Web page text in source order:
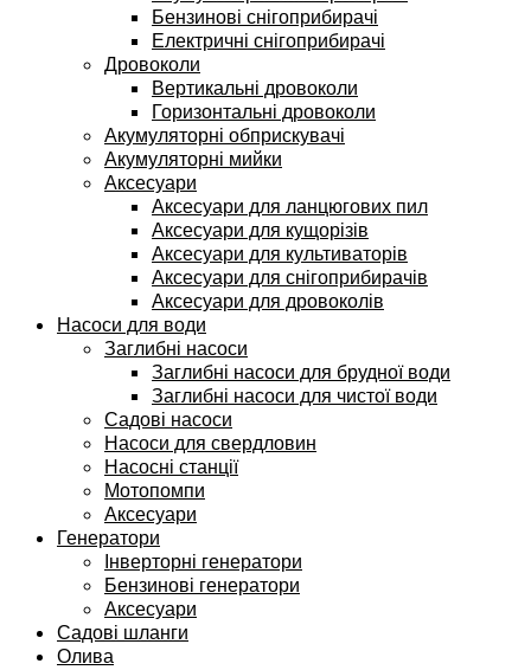
Бензинові снігоприбирачі
Електричні снігоприбирачі
Дровоколи
Вертикальні дровоколи
Горизонтальні дровоколи
Акумуляторні обприскувачі
Акумуляторні мийки
Аксесуари
Аксесуари для ланцюгових пил
Аксесуари для кущорізів
Аксесуари для культиваторів
Аксесуари для снігоприбирачів
Аксесуари для дровоколів
Насоси для води
Заглибні насоси
Заглибні насоси для брудної води
Заглибні насоси для чистої води
Садові насоси
Насоси для свердловин
Насосні станції
Мотопомпи
Аксесуари
Генератори
Інверторні генератори
Бензинові генератори
Аксесуари
Садові шланги
Олива